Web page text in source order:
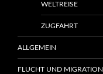
WELTREISE
ZUGFAHRT
ALLGEMEIN
FLUCHT UND MIGRATION